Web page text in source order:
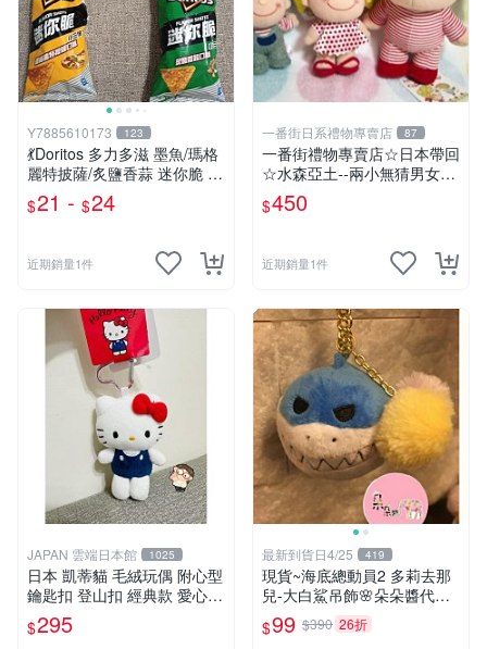
Y7885610173 123
💃Doritos 多力多滋 墨魚/瑪格
麗特披薩/炙鹽香蒜 迷你脆 54
g🕺 洋芋片 玉米片薯片 餅乾
隨身包 玉米脆片 零食
$21 - $24
近期銷量1件
一番街日系禮物專賣店 87
一番街禮物專賣店☆日本帶回
☆水森亞土--兩小無猜男女孩
娃娃~單件小隻價~超迷人禮
物首選!
$450
近期銷量1件
JAPAN 雲端日本館 1025
日本 凱蒂貓 毛絨玩偶 附心型
鑰匙扣 登山扣 經典款 愛心
心型
$295
最新到貨日4/25 419
現貨~海底總動員2 多莉去那
兒-大白鯊吊飾🌸朵朵醬代購
🌸
$99 $390 26折